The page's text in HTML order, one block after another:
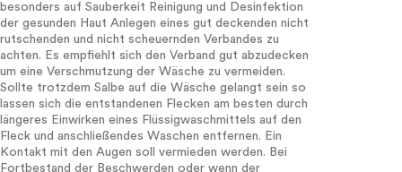
besonders auf Sauberkeit Reinigung und Desinfektion
der gesunden Haut Anlegen eines gut deckenden nicht
rutschenden und nicht scheuernden Verbandes zu
achten. Es empfiehlt sich den Verband gut abzudecken
um eine Verschmutzung der Wäsche zu vermeiden.
Sollte trotzdem Salbe auf die Wäsche gelangt sein so
lassen sich die entstandenen Flecken am besten durch
längeres Einwirken eines Flüssigwaschmittels auf den
Fleck und anschließendes Waschen entfernen. Ein
Kontakt mit den Augen soll vermieden werden. Bei
Fortbestand der Beschwerden oder wenn der